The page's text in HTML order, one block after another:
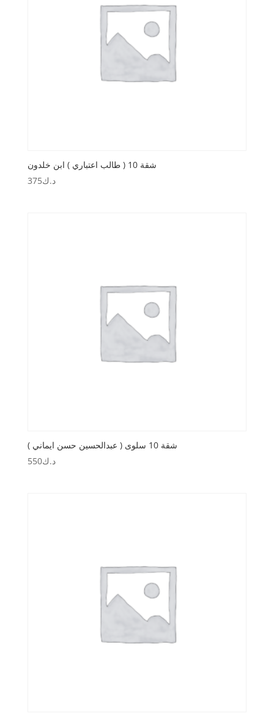
شقة 10 ( طالب اعتباري ) ابن خلدون
د.ك375
شقة 10 سلوى ( عبدالحسين حسن ايماني )
د.ك550